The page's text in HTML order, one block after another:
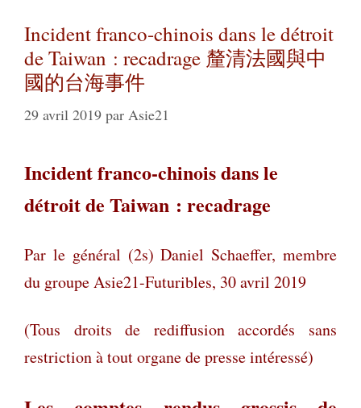
Incident franco-chinois dans le détroit
de Taiwan : recadrage 釐清法國與中
國的台海事件
29 avril 2019 par Asie21
Incident franco-chinois dans le
détroit de Taiwan : recadrage
Par le général (2s) Daniel Schaeffer, membre
du groupe Asie21-Futuribles, 30 avril 2019
(Tous droits de rediffusion accordés sans
restriction à tout organe de presse intéressé)